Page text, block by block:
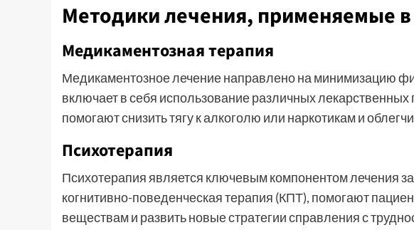
Методики лечения, применяемые
Медикаментозная терапия
Медикаментозное лечение направлено на минимизацию
включает в себя использование различных
помогают снизить тягу к алкоголю или наркотикам и
Психотерапия
Психотерапия является ключевым компонентом лечения
когнитивно-поведенческая терапия (КПТ), помогают
веществам и развить новые стратегии справления с